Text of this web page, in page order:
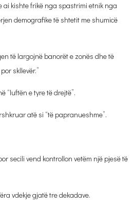
kishte frikë nga spastrimi etnik nga
demografike të shtetit me shumicë
të largojnë banorët e zonës dhe të
skllevër.”
“luftën e tyre të drejtë”.
atë si “të papranueshme”.
secili vend kontrollon vetëm një pjesë të
vdekje gjatë tre dekadave.